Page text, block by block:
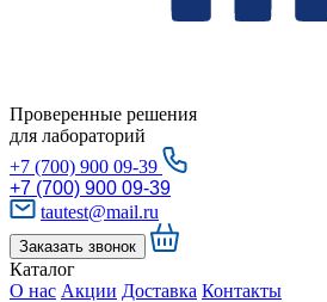
Проверенные решения
для лабораторий
+7 (700) 900 09-39
+7 (700) 900 09-39
tautest@mail.ru
Заказать звонок
Каталог
О нас Акции Доставка Контакты